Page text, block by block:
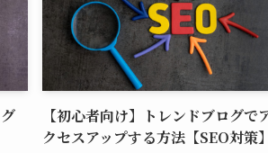
【初心者向け】トレンドブログで
クセスアップする方法【SEO対策】